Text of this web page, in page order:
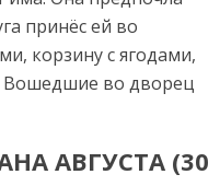
принёс ей во
корзину с ягодами,
Вошедшие во дворец
АВГУСТА (30